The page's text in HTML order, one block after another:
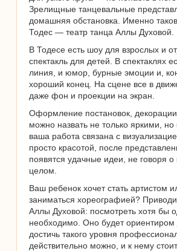
Зрелищные танцевальные
домашняя обстановка. Именно
Тодес — театр танца Аллы Духовой.
В Тодесе есть шоу для взрослых и
спектакль для детей. В спектаклях
линия, и юмор, бурные эмоции и,
хороший конец. На сцене все в
даже фон и проекции на экран.
Оформление постановок,
можно назвать не только яркими,
ваша работа связана с
просто красотой, после
появятся удачные идеи, не говоря о
целом.
Ваш ребенок хочет стать артистом
заниматься хореографией?
Аллы Духовой: посмотреть хотя бы
необходимо. Оно будет
достичь такого уровня
действительно можно, и к нему